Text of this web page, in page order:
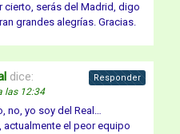
cierto, serás del Madrid, digo
grandes alegrías. Gracias.
dice:
las 12:34
no, yo soy del Real…
actualmente el peor equipo
Responder